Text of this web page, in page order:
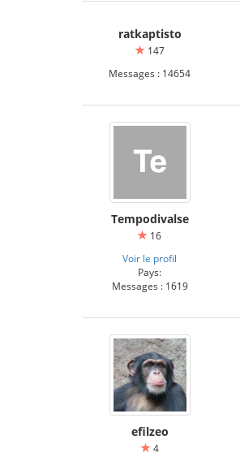
ratkaptisto
147
Messages : 14654
Tempodivalse
16
Voir le profil
Pays:
Messages : 1619
efilzeo
4